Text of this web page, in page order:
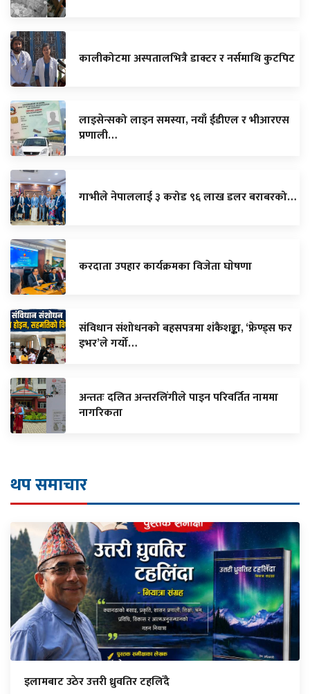
कालीकोटमा अस्पतालभित्रै डाक्टर र नर्समाथि कुटपिट
लाइसेन्सको लाइन समस्या, नयाँ ईडीएल र भीआरएस
प्रणाली…
गाभीले नेपाललाई ३ करोड ९६ लाख डलर बराबरको…
करदाता उपहार कार्यक्रमका विजेता घाेषणा
संविधान संशोधनको बहसपत्रमा शंकैशङ्का, ‘फ्रेण्ड्स फर
इभर’ले गर्यो…
अन्ततः दलित अन्तरलिंगीले पाइन परिवर्तित नाममा
नागरिकता
थप समाचार
इलामबाट उठेर उत्तरी ध्रुवतिर टहलिँदै